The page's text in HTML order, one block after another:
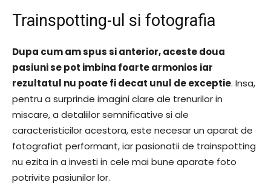
Trainspotting-ul si fotografia
Dupa cum am spus si anterior, aceste doua
pasiuni se pot imbina foarte armonios iar
rezultatul nu poate fi decat unul de exceptie. Insa,
pentru a surprinde imagini clare ale trenurilor in
miscare, a detaliilor semnificative si ale
caracteristicilor acestora, este necesar un aparat de
fotografiat performant, iar pasionatii de trainspotting
nu ezita in a investi in cele mai bune aparate foto
potrivite pasiunilor lor.